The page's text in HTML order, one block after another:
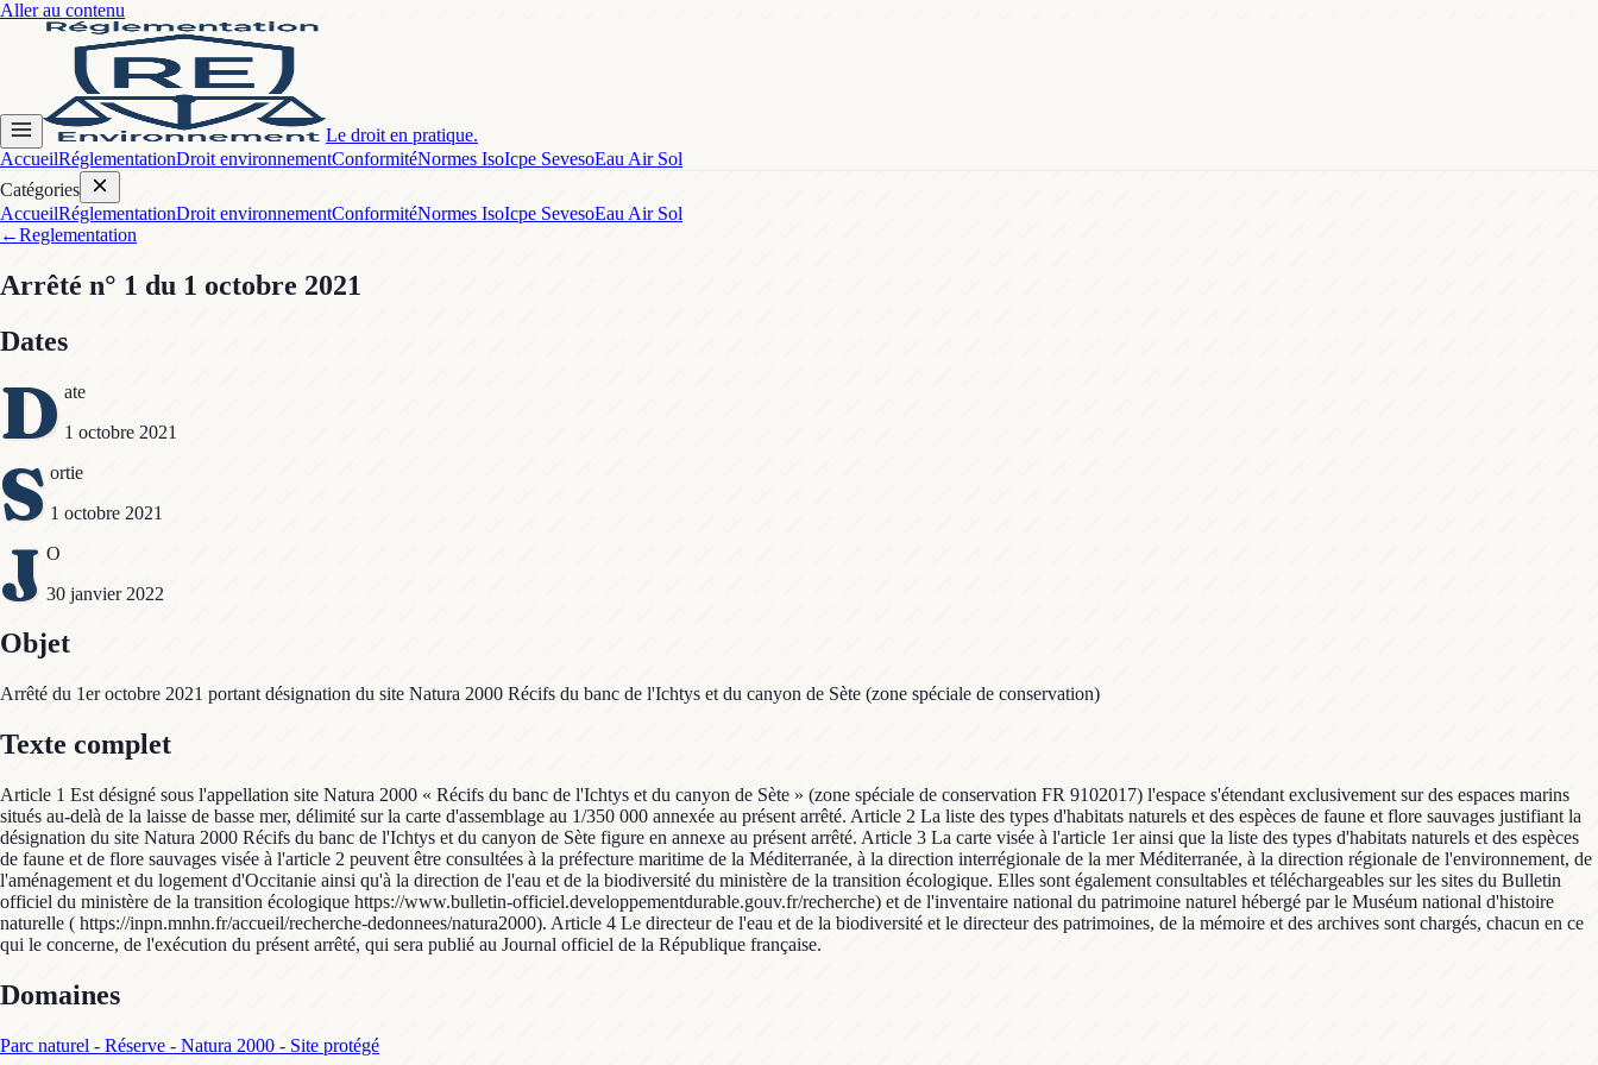
Aller au contenu
Le droit en pratique.
AccueilRéglementationDroit environnementConformitéNormes IsoIcpe SevesoEau Air Sol
Catégories
AccueilRéglementationDroit environnementConformitéNormes IsoIcpe SevesoEau Air Sol
←Reglementation
Arrêté n° 1 du 1 octobre 2021
Dates
D ate
1 octobre 2021
S ortie
1 octobre 2021
J O
30 janvier 2022
Objet
Arrêté du 1er octobre 2021 portant désignation du site Natura 2000 Récifs du banc de l'Ichtys et du canyon de Sète (zone spéciale de conservation)
Texte complet
Article 1 Est désigné sous l'appellation site Natura 2000 « Récifs du banc de l'Ichtys et du canyon de Sète » (zone spéciale de conservation FR 9102017) l'espace s'étendant exclusivement sur des espaces marins
situés au-delà de la laisse de basse mer, délimité sur la carte d'assemblage au 1/350 000 annexée au présent arrêté. Article 2 La liste des types d'habitats naturels et des espèces de faune et flore sauvages justifiant la
désignation du site Natura 2000 Récifs du banc de l'Ichtys et du canyon de Sète figure en annexe au présent arrêté. Article 3 La carte visée à l'article 1er ainsi que la liste des types d'habitats naturels et des espèces
de faune et de flore sauvages visée à l'article 2 peuvent être consultées à la préfecture maritime de la Méditerranée, à la direction interrégionale de la mer Méditerranée, à la direction régionale de l'environnement, de
l'aménagement et du logement d'Occitanie ainsi qu'à la direction de l'eau et de la biodiversité du ministère de la transition écologique. Elles sont également consultables et téléchargeables sur les sites du Bulletin
officiel du ministère de la transition écologique https://www.bulletin-officiel.developpementdurable.gouv.fr/recherche) et de l'inventaire national du patrimoine naturel hébergé par le Muséum national d'histoire
naturelle ( https://inpn.mnhn.fr/accueil/recherche-dedonnees/natura2000). Article 4 Le directeur de l'eau et de la biodiversité et le directeur des patrimoines, de la mémoire et des archives sont chargés, chacun en ce
qui le concerne, de l'exécution du présent arrêté, qui sera publié au Journal officiel de la République française.
Domaines
Parc naturel - Réserve - Natura 2000 - Site protégé